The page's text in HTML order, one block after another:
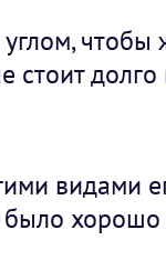
чтобы
долго
видами
хорошо